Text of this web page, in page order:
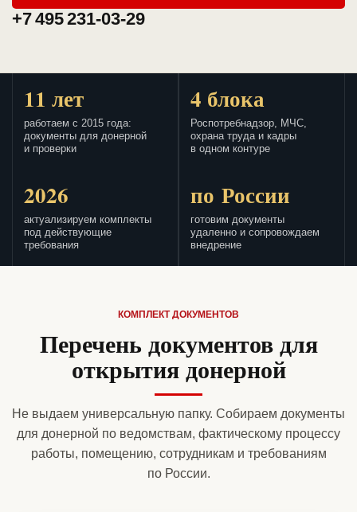
+7 495 231-03-29
11 лет
работаем с 2015 года:
документы для донерной
и проверки
4 блока
Роспотребнадзор, МЧС,
охрана труда и кадры
в одном контуре
2026
актуализируем комплекты
под действующие
требования
по России
готовим документы
удаленно и сопровождаем
внедрение
КОМПЛЕКТ ДОКУМЕНТОВ
Перечень документов для
открытия донерной
Не выдаем универсальную папку. Собираем документы
для донерной по ведомствам, фактическому процессу
работы, помещению, сотрудникам и требованиям
по России.